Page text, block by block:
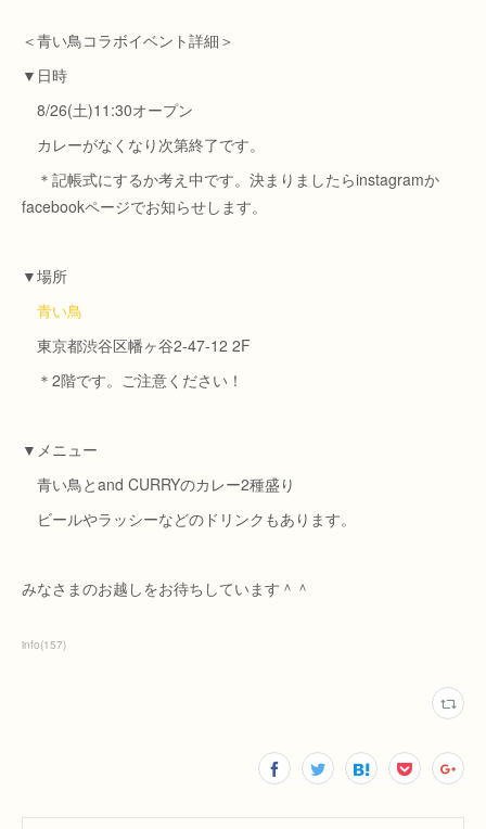
＜青い鳥コラボイベント詳細＞
▼日時
8/26(土)11:30オープン
カレーがなくなり次第終了です。
＊記帳式にするか考え中です。決まりましたらinstagramか
facebookページでお知らせします。
▼場所
青い鳥
東京都渋谷区幡ヶ谷2-47-12 2F
＊2階です。ご注意ください！
▼メニュー
青い鳥とand CURRYのカレー2種盛り
ビールやラッシーなどのドリンクもあります。
みなさまのお越しをお待ちしています＾＾
info(157)